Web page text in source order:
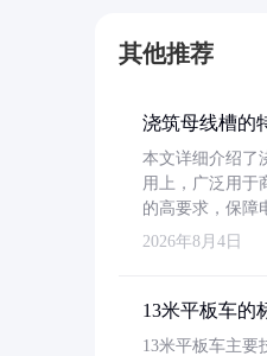
其他推荐
浇筑母线槽的
本文详细介绍了
用上，广泛用于
的高要求，保障
2026年8月4日
13米平板车的
13米平板车主要